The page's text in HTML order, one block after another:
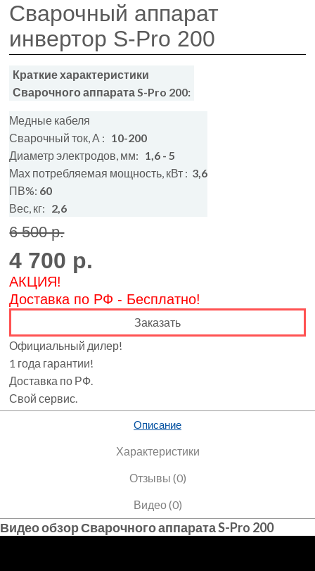
Сварочный аппарат
инвертор S-Pro 200
Краткие характеристики
Сварочного аппарата S-Pro 200:
Медные кабеля
Сварочный ток, А : 10-200
Диаметр электродов, мм: 1,6 - 5
Мах потребляемая мощность, кВт : 3,6
ПВ%: 60
Вес, кг: 2,6
6 500 р.
4 700 р.
АКЦИЯ!
Доставка по РФ - Бесплатно!
Заказать
Официальный дилер!
1 года гарантии!
Доставка по РФ.
Свой сервис.
Описание
Характеристики
Отзывы (0)
Видео (0)
Видео обзор Сварочного аппарата S-Pro 200